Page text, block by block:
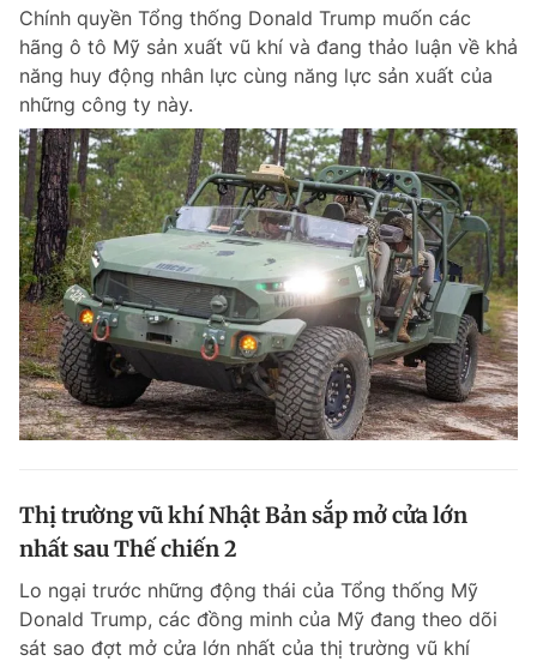
Đọc Thanh Niên trên điện thoại
Theo dõi báo trên
Hotline
0906 645 777
Liên hệ quảng cáo
0908 780 404
Đặt báo Quảng cáo RSS Tòa soạn Chính sách bảo
Tổng biên tập: Nguyễn Ngọc Toàn
Tổng thư ký tòa soạn: Đức Trung
Giấy phép xuất bản số 110/GP - BTTTT cấp ngày 24.3.2020
© 2003-2026 Bản quyền thuộc về Báo Thanh Niên. Cấm sao chép
dưới mọi hình thức nếu không có sự chấp thuận bằng văn bản.
Phát triển bởi ePi Technologies, JSC.
Chính quyền Tổng thống Donald Trump muốn các
hãng ô tô Mỹ sản xuất vũ khí và đang thảo luận về khả
năng huy động nhân lực cùng năng lực sản xuất của
những công ty này.
Thị trường vũ khí Nhật Bản sắp mở cửa lớn
nhất sau Thế chiến 2
Lo ngại trước những động thái của Tổng thống Mỹ
Donald Trump, các đồng minh của Mỹ đang theo dõi
sát sao đợt mở cửa lớn nhất của thị trường vũ khí